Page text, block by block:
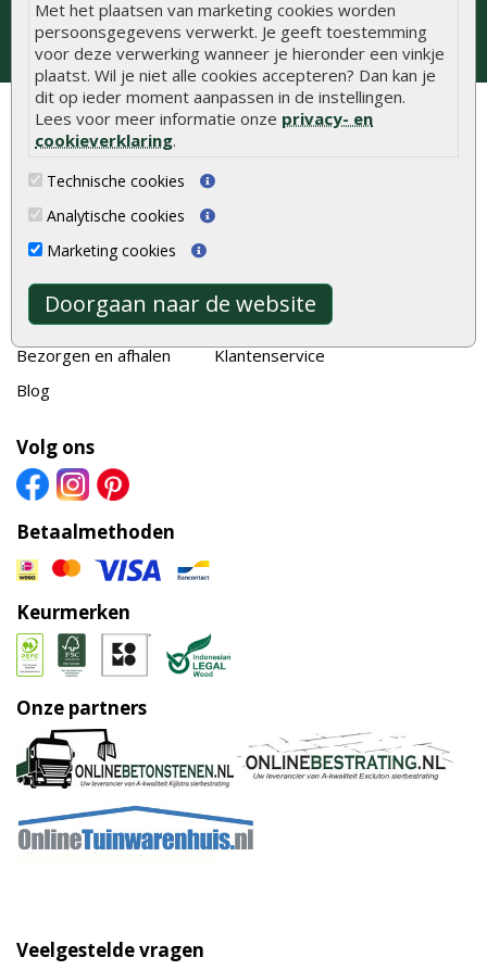
Met het plaatsen van marketing cookies worden
persoonsgegevens verwerkt. Je geeft toestemming
voor deze verwerking wanneer je hieronder een vinkje
plaatst. Wil je niet alle cookies accepteren? Dan kan je
dit op ieder moment aanpassen in de instellingen.
Lees voor meer informatie onze privacy- en
cookieverklaring.
Technische cookies
Analytische cookies
Marketing cookies
Doorgaan naar de website
Klantenservice
Contact
Over Onlinetuinhout.nl
Showroom
Vacatures
Bestellen en betalen
Bezorgen en afhalen
Blog
Zakelijk bestellen
Retourzendingen
Algemene voorwaarden
Klantbeoordelingen
Klantenservice
Volg ons
Betaalmethoden
Keurmerken
Onze partners
Veelgestelde vragen